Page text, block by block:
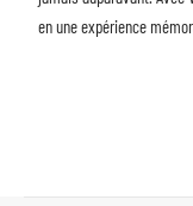
en une expérience